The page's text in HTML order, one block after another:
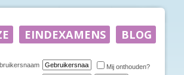
Mij onthouden?